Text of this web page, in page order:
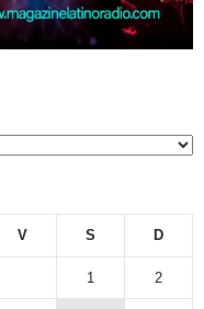
V S D
1 2